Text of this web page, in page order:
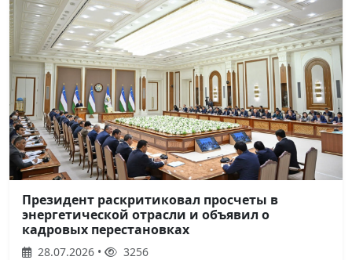
Президент раскритиковал просчеты в
энергетической отрасли и объявил о
кадровых перестановках
28.07.2026 • 3256